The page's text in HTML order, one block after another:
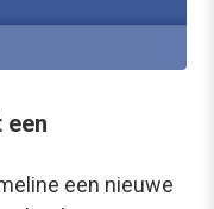
een
een nieuwe